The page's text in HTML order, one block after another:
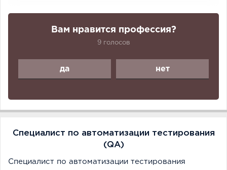
Вам нравится профессия?
9 голосов
да нет
Специалист по автоматизации тестирования
(QA)
Специалист по автоматизации тестирования